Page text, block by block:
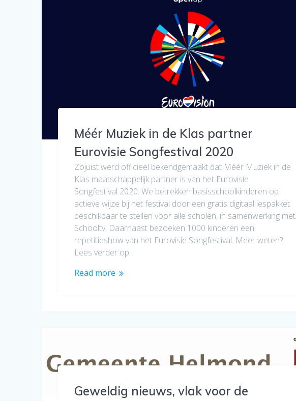
Méér Muziek in de Klas partner
Eurovisie Songfestival 2020
Zojuist werd officieel bekendgemaakt dat Méér Muziek in de
Klas maatschappelijk partner is van het Eurovisie
Songfestival 2020. We betrekken basisschoolkinderen op
actieve wijze bij het festival door een gratis digitaal lespakket
beschikbaar te stellen voor alle scholen, in samenwerking met
Schooltv. Daarnaast bezoeken 1000 kinderen een
repetitieshow van het Eurovisie Songfestival. Meer weten?
Lees verder op…
Read more
Geweldig nieuws, vlak voor de